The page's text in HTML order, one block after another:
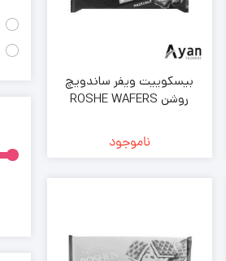
بیسکوییت ویفر ساندویچ
روشن ROSHE WAFERS
بسته 142 گرمی ( عمده فروشی
)
ناموجود